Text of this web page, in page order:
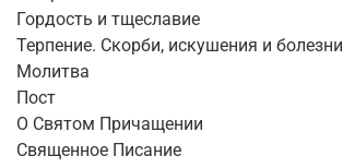
Гордость и тщеславие
Терпение. Скорби, искушения и болезни
Молитва
Пост
О Святом Причащении
Священное Писание